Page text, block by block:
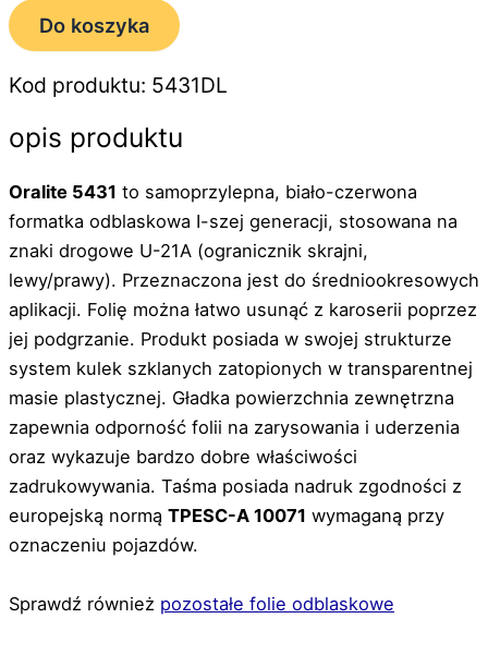
Do koszyka
Kod produktu: 5431DL
opis produktu
Oralite 5431 to samoprzylepna, biało-czerwona
formatka odblaskowa I-szej generacji, stosowana na
znaki drogowe U-21A (ogranicznik skrajni,
lewy/prawy). Przeznaczona jest do średniookresowych
aplikacji. Folię można łatwo usunąć z karoserii poprzez
jej podgrzanie. Produkt posiada w swojej strukturze
system kulek szklanych zatopionych w transparentnej
masie plastycznej. Gładka powierzchnia zewnętrzna
zapewnia odporność folii na zarysowania i uderzenia
oraz wykazuje bardzo dobre właściwości
zadrukowywania. Taśma posiada nadruk zgodności z
europejską normą TPESC-A 10071 wymaganą przy
oznaczeniu pojazdów.
Sprawdź również pozostałe folie odblaskowe